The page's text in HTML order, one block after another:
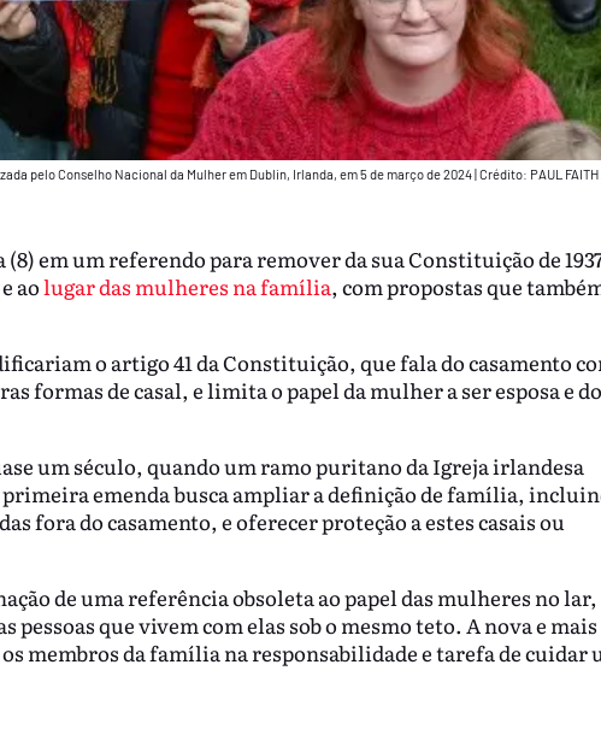
pelo Conselho Nacional da Mulher em Dublin, Irlanda, em 5 de março de 2024|Crédito: PAUL
em um referendo para remover da sua Constituição de
aolugar das mulheres na família, com propostas que
o artigo 41 da Constituição, que fala do casamento
formas de casal, e limita o papel da mulher a ser esposa e
um século, quando um ramo puritano da Igreja irlandesa
emenda busca ampliar a definição de família,
fora do casamento, e oferecer proteção a estes casais ou
de uma referência obsoleta ao papel das mulheres no lar,
pessoas que vivem com elas sob o mesmo teto. A nova e mais
membros da família na responsabilidade e tarefa de cuidar